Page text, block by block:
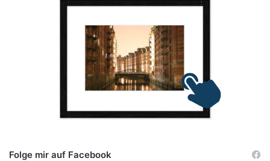
Folge mir auf Facebook